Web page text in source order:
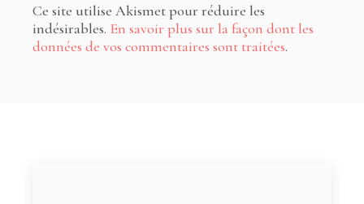
Ce site utilise Akismet pour réduire les
indésirables. En savoir plus sur la façon dont les
données de vos commentaires sont traitées.